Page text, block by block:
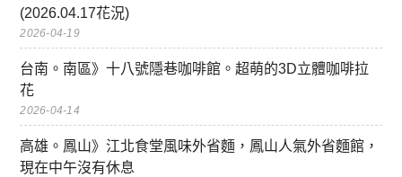
(2026.04.17花況)
2026-04-19
台南。南區》十八號隱巷咖啡館。超萌的3D立體咖啡拉
花
2026-04-14
高雄。鳳山》江北食堂風味外省麵，鳳山人氣外省麵館，
現在中午沒有休息